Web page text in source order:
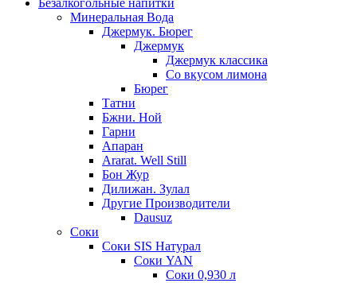
Безалкогольные напитки
Минеральная Вода
Джермук. Бюрег
Джермук
Джермук классика
Со вкусом лимона
Бюрег
Татни
Бжни. Ной
Гарни
Апаран
Ararat. Well Still
Бон Жур
Дилижан. Зулал
Другие Производители
Dausuz
Соки
Соки SIS Натурал
Соки YAN
Соки 0,930 л